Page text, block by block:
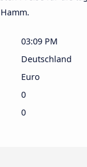
03:09 PM
Deutschland
Euro
0
0